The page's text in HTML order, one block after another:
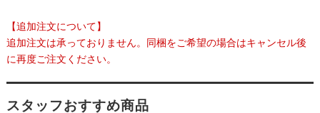
【追加注文について】
追加注文は承っておりません。同梱をご希望の場合はキャンセル後
に再度ご注文ください。
スタッフおすすめ商品